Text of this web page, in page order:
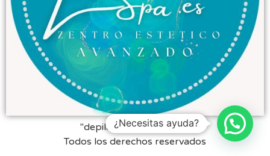
"depilación laser Bilbao"
Todos los derechos reservados
¿Necesitas ayuda?